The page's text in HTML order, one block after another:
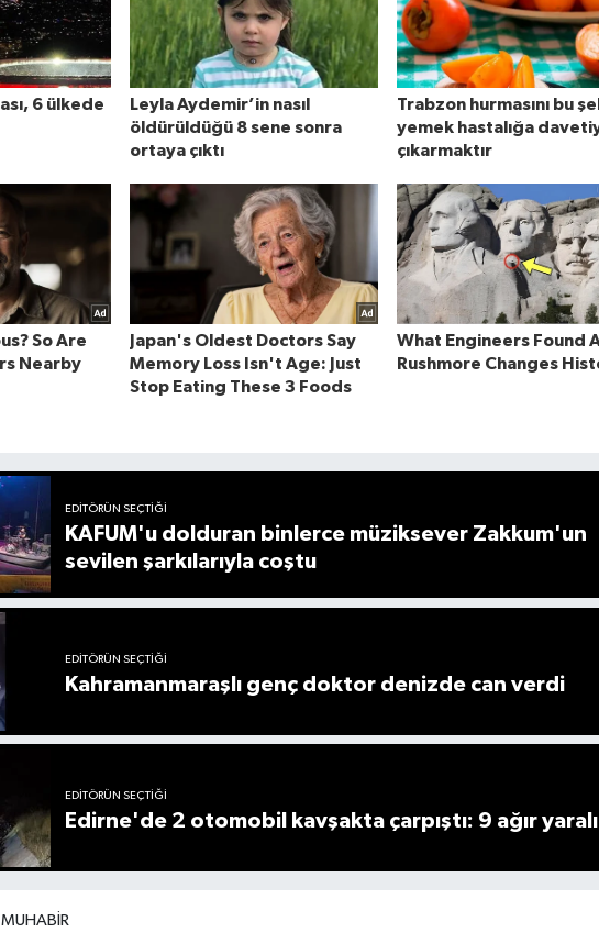
EDITÖRÜN SEÇTIĞI
KAFUM'u dolduran binlerce müziksever Zakkum'un
sevilen şarkılarıyla coştu
EDITÖRÜN SEÇTIĞI
Kahramanmaraşlı genç doktor denizde can verdi
EDITÖRÜN SEÇTIĞI
Edirne'de 2 otomobil kavşakta çarpıştı: 9 ağır yaralı
MUHABIR